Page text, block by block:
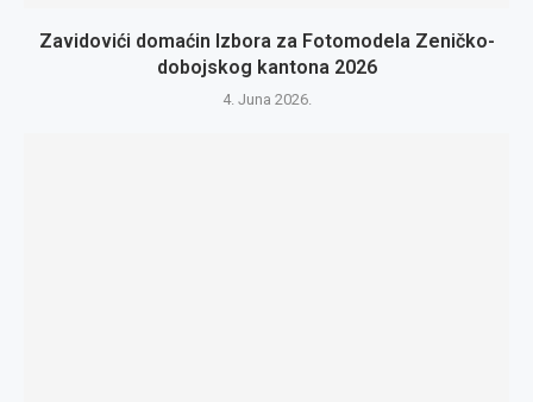
Zavidovići domaćin Izbora za Fotomodela Zeničko-
dobojskog kantona 2026
4. Juna 2026.